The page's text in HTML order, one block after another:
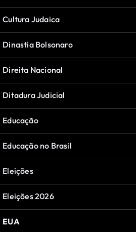
Cultura Judaica
Dinastia Bolsonaro
Direita Nacional
Ditadura Judicial
Educação
Educação no Brasil
Eleições
Eleições 2026
EUA